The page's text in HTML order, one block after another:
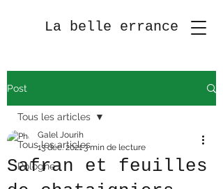
La belle errance
Post
Tous les articles
Pologne
Tous les articles
Safran et feuilles
Galel Jourih
13 déc. 20213 min de lecture